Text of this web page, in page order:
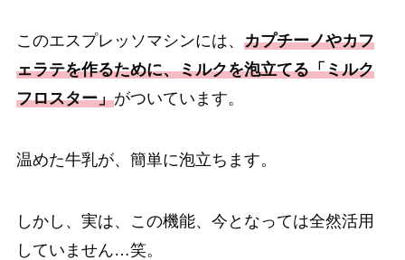
このエスプレッソマシンには、 カプチーノやカフ
ェラテを作るために、ミルクを泡立てる「ミルク
フロスター」がついています。
温めた牛乳が、簡単に泡立ちます。
しかし、実は、この機能、今となっては全然活用
していません…笑。